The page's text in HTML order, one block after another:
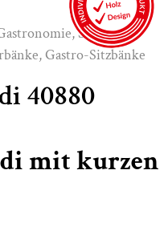
,Sitzbänke
, Gastro-Sitzbänke
40880
mit kurzen